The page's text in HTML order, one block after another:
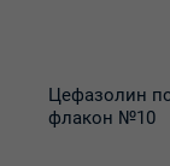
Цефазолин
флакон №10